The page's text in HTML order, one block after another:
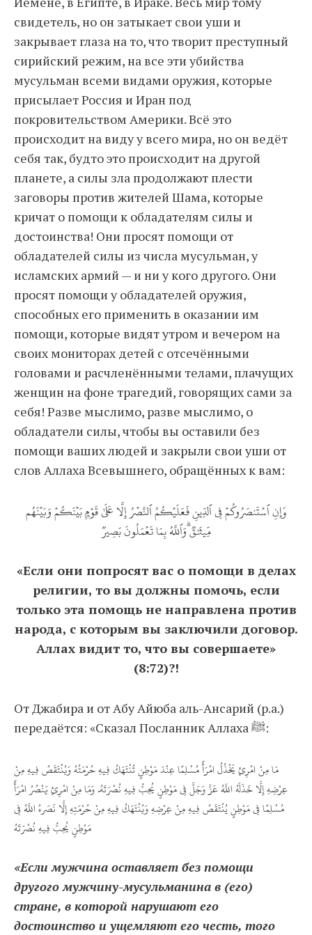
свидетель, но он затыкает свои уши и
закрывает глаза на то, что творит преступный
сирийский режим, на все эти убийства
мусульман всеми видами оружия, которые
присылает Россия и Иран под
покровительством Америки. Всё это
происходит на виду у всего мира, но он ведёт
себя так, будто это происходит на другой
планете, а силы зла продолжают плести
заговоры против жителей Шама, которые
кричат о помощи к обладателям силы и
достоинства! Они просят помощи от
обладателей силы из числа мусульман, у
исламских армий — и ни у кого другого. Они
просят помощи у обладателей оружия,
способных его применить в оказании им
помощи, которые видят утром и вечером на
своих мониторах детей с отсечёнными
головами и расчленёнными телами, плачущих
женщин на фоне трагедий, говорящих сами за
себя! Разве мыслимо, разве мыслимо, о
обладатели силы, чтобы вы оставили без
помощи ваших людей и закрыли свои уши от
слов Аллаха Всевышнего, обращённых к вам:
وَإِنِ ٱسۡتَنصَرُوكُمۡ فِي ٱلدِّينِ فَعَلَيۡكُمُ ٱلنَّصۡرُ إِلَّا عَلَىٰ قَوۡمِۢ بَيۡنَكُمۡ وَبَيۡنَهُم
مِّيثَٰقٞۗ وَٱللَّهُ بِمَا تَعۡمَلُونَ بَصِيرٞ
«Если они попросят вас о помощи в делах
религии, то вы должны помочь, если
только эта помощь не направлена против
народа, с которым вы заключили договор.
Аллах видит то, что вы совершаете»
(8:72)?!
От Джабира и от Абу Айюба аль-Ансарий (р.а.)
передаётся: «Сказал Посланник Аллаха ﷺ:
مَا مِنْ امْرِئٍ يَخْذُلُ امْرَأً مُسْلِمًا عِنْدَ مَوْطِنٍ تُنْتَهَكُ فِيهِ حُرْمَتُهُ وَيُنْتَقَصُ فِيهِ مِنْ
عِرْضِهِ إِلَّا خَذَلَهُ اللَّهُ عَزَّ وَجَلَّ فِي مَوْطِنٍ يُحِبُّ فِيهِ نُصْرَتَهُ. وَمَا مِنْ امْرِئٍ يَنْصُرُ امْرَأً
مُسْلِمًا فِي مَوْطِنٍ يُنْتَقَصُ فِيهِ مِنْ عِرْضِهِ وَيُنْتَهَكُ فِيهِ مِنْ حُرْمَتِهِ إِلَّا نَصَرهُ اللَّهُ فِي
مَوْطِنٍ يُحِبُّ فِيهِ نُصْرَتَهُ
«Если мужчина оставляет без помощи
другого мужчину-мусульманина в (его)
стране, в которой нарушают его
достоинство и ущемляют его честь, того